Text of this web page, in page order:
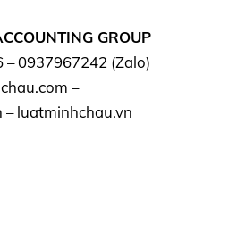
GROUP
0937967242 (Zalo)
–
luatminhchau.vn